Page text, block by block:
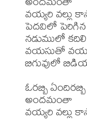
వయ్యరి వల్లు
పెదవిలో
నడుములో
వయసుతో
బిగువులో
ఓరబ్బి
అందమంతా
వయ్యరి వల్లు